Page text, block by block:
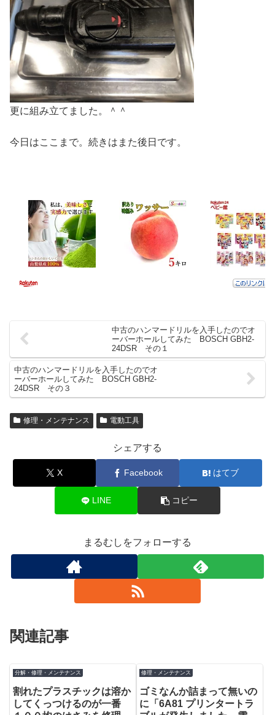
更に組み立てました。＾＾
今日はここまで。続きはまた後日です。
中古のハンマードリルを入手したのでオ
ーバーホールしてみた BOSCH GBH2-
24DSR その１
中古のハンマードリルを入手したのでオ
ーバーホールしてみた BOSCH GBH2-
24DSR その３
修理・メンテナンス 電動工具
シェアする
X Facebook はてブ
LINE コピー
まるむしをフォローする
関連記事
分解・修理・メンテナンス
割れたプラスチックは溶か
してくっつけるのが一番
修理・メンテナンス
ゴミなんか詰まって無いの
に「6A81 プリンタートラ